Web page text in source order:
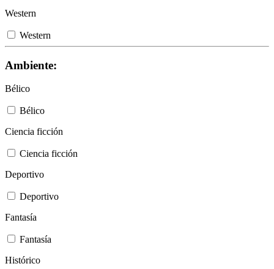
Western
Western
Ambiente:
Bélico
Bélico
Ciencia ficción
Ciencia ficción
Deportivo
Deportivo
Fantasía
Fantasía
Histórico